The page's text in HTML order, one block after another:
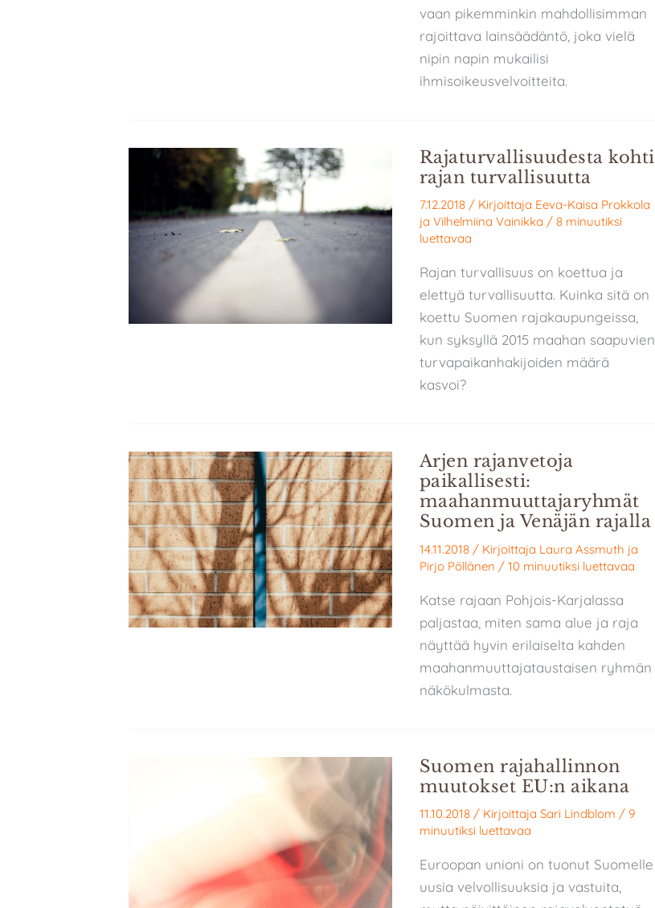
vaan pikemminkin mahdollisimman
rajoittava lainsäädäntö, joka vielä
nipin napin mukailisi
ihmisoikeusvelvoitteita.
Rajaturvallisuudesta kohti
rajan turvallisuutta
7.12.2018 / Kirjoittaja Eeva-Kaisa Prokkola
ja Vilhelmiina Vainikka / 8 minuutiksi
luettavaa
Rajan turvallisuus on koettua ja
elettyä turvallisuutta. Kuinka sitä on
koettu Suomen rajakaupungeissa,
kun syksyllä 2015 maahan saapuvien
turvapaikanhakijoiden määrä
kasvoi?
Arjen rajanvetoja
paikallisesti:
maahanmuuttajaryhmät
Suomen ja Venäjän rajalla
14.11.2018 / Kirjoittaja Laura Assmuth ja
Pirjo Pöllänen / 10 minuutiksi luettavaa
Katse rajaan Pohjois-Karjalassa
paljastaa, miten sama alue ja raja
näyttää hyvin erilaiselta kahden
maahanmuuttajataustaisen ryhmän
näkökulmasta.
Suomen rajahallinnon
muutokset EU:n aikana
11.10.2018 / Kirjoittaja Sari Lindblom / 9
minuutiksi luettavaa
Euroopan unioni on tuonut Suomelle
uusia velvollisuuksia ja vastuita,